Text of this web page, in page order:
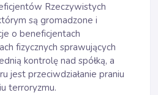
Rzeczywistych
są gromadzone i
o beneficjentach
fizycznych sprawujących
kontrolę nad spółką, a
jest przeciwdziałanie praniu
terroryzmu.